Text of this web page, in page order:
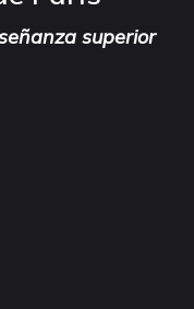
superior